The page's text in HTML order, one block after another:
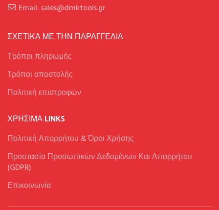
Email: sales@dmktools.gr
ΣΧΕΤΙΚΑ ΜΕ ΤΗΝ ΠΑΡΑΓΓΕΛΙΑ
Τρόποι πληρωμής
Tρόποι αποστολής
Πολιτική επιστροφών
ΧΡΉΣΙΜΑ LINKS
Πολιτική Απορρήτου & Όροι Χρήσης
Προστασία Προσωπικών Δεδομένων Και Απορρήτου
(GDPR)
Επικοινωνία